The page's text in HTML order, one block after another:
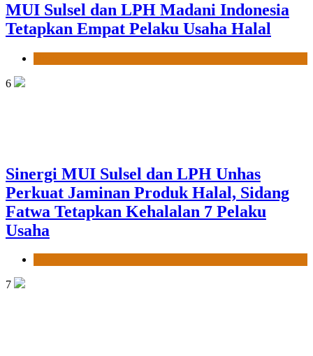
MUI Sulsel dan LPH Madani Indonesia
Tetapkan Empat Pelaku Usaha Halal
6
Sinergi MUI Sulsel dan LPH Unhas
Perkuat Jaminan Produk Halal, Sidang
Fatwa Tetapkan Kehalalan 7 Pelaku
Usaha
7